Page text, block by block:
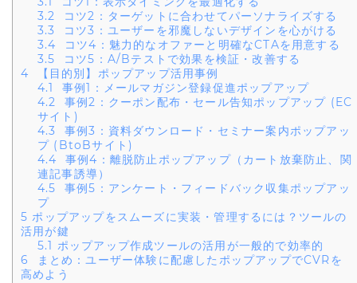
3.2 コツ2：ターゲットに合わせてパーソナライズする
3.3
コツ3：ユーザーを邪魔しないデザインを心がける
3.4 コツ4：魅力的なオファーと明確なCTAを用意する
3.5 コツ5：A/Bテストで効果を検証・改善する
4 【目的別】ポップアップ活用事例
4.1
事例1：メールマガジン登録促進ポップアップ
4.2 事例2：クーポン配布・セール告知ポップアップ (EC
サイト)
4.3
事例3：資料ダウンロード・セミナー案内ポップアッ
プ (BtoBサイト)
4.4 事例4：離脱防止ポップアップ（カート放棄防止、関
連記事誘導）
4.5 事例5：アンケート・フィードバック収集ポップアッ
プ
5 ポップアップをスムーズに実装・管理するには？ツールの
活用が鍵
5.1 ポップアップ作成ツールの活用が一般的で効率的
6
まとめ：ユーザー体験に配慮したポップアップでCVRを
高めよう